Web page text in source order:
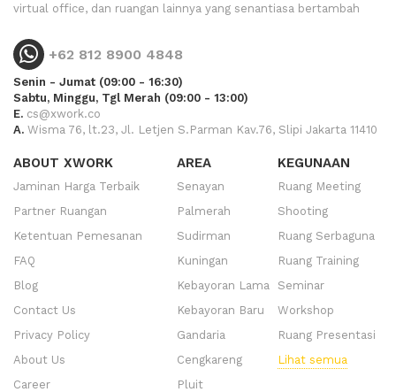
virtual office, dan ruangan lainnya yang senantiasa bertambah
+62 812 8900 4848
Senin - Jumat (09:00 - 16:30)
Sabtu, Minggu, Tgl Merah (09:00 - 13:00)
E. cs@xwork.co
A. Wisma 76, lt.23, Jl. Letjen S.Parman Kav.76, Slipi Jakarta 11410
ABOUT XWORK
Jaminan Harga Terbaik
Partner Ruangan
Ketentuan Pemesanan
FAQ
Blog
Contact Us
Privacy Policy
About Us
Career
AREA
Senayan
Palmerah
Sudirman
Kuningan
Kebayoran Lama
Kebayoran Baru
Gandaria
Cengkareng
Pluit
KEGUNAAN
Ruang Meeting
Shooting
Ruang Serbaguna
Ruang Training
Seminar
Workshop
Ruang Presentasi
Lihat semua